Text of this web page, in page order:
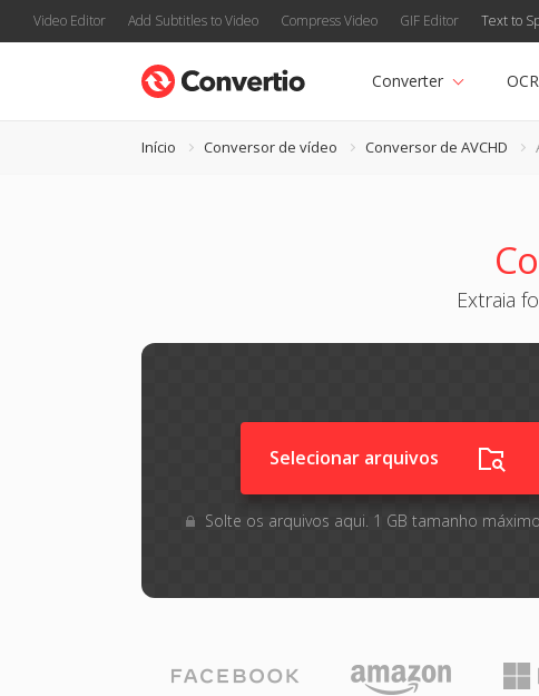
Video Editor Add Subtitles to Video Compress Video GIF Editor Text to
Converter OCR
Início Conversor de vídeo Conversor de AVCHD
Extraia
Selecionar arquivos
Solte os arquivos aqui. 1 GB tamanho